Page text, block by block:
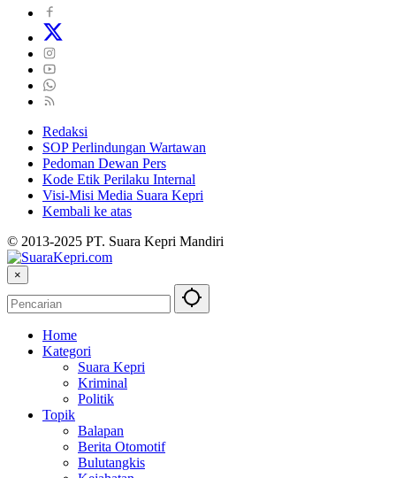
Redaksi
SOP Perlindungan Wartawan
Pedoman Dewan Pers
Kode Etik Perilaku Internal
Visi-Misi Media Suara Kepri
Kembali ke atas
© 2013-2025 PT. Suara Kepri Mandiri
×
Home
Kategori
Suara Kepri
Kriminal
Politik
Topik
Balapan
Berita Otomotif
Bulutangkis